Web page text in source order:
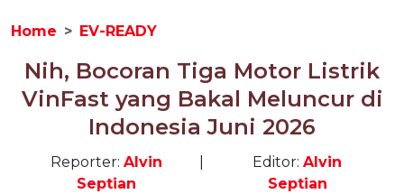
Home EV-READY
Nih, Bocoran Tiga Motor Listrik
VinFast yang Bakal Meluncur di
Indonesia Juni 2026
Reporter: Alvin
Septian
Editor:Alvin
Septian